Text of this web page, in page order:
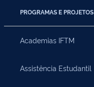
PROGRAMAS E PROJETOS
Academias IFTM
Assistência Estudantil